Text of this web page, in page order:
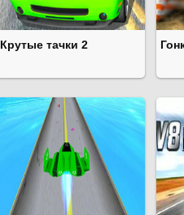
Крутые тачки 2